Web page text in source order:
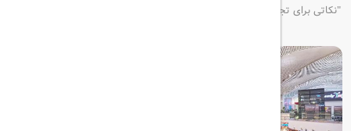
"نکاتی برای تجربه بهتر سفر هوایی طولانی‌مدت"